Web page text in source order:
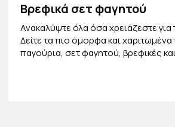
Βρεφικά σετ φαγητού
Ανακαλύψτε όλα όσα χρειάζεστε
Δείτε τα πιο όμορφα και
παγούρια, σετ φαγητού, βρεφικές
από σιλικόνη ή πλαστικό χωρίς
αυτό που σας αρέσει και